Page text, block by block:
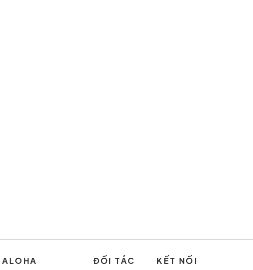
ALOHA ĐỐI TÁC KẾT NỐI